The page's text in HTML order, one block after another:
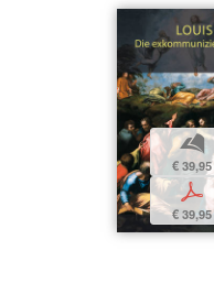
b
€ 39,95
p
€ 39,95